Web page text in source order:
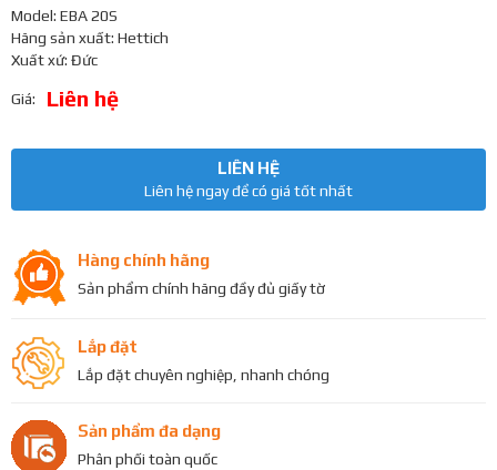
Model: EBA 20S
Hãng sản xuất: Hettich
Xuất xứ: Đức
Giá: Liên hệ
LIÊN HỆ
Liên hệ ngay để có giá tốt nhất
Hàng chính hãng
Sản phẩm chính hãng đầy đủ giấy tờ
Lắp đặt
Lắp đặt chuyên nghiệp, nhanh chóng
Sản phẩm đa dạng
Phân phối toàn quốc